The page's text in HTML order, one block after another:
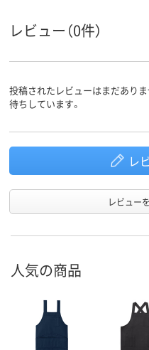
レビュー（0件）
投稿されたレビューはまだあり
待ちしています。
レ
レビュー
人気の商品